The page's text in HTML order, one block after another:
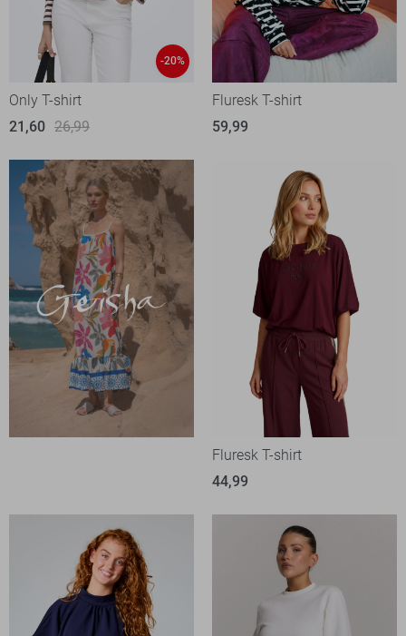
-20%
Only T-shirt
21,60 26,99
Fluresk T-shirt
59,99
Fluresk T-shirt
44,99